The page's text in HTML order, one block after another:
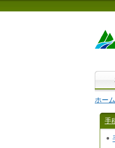
ホーム
手